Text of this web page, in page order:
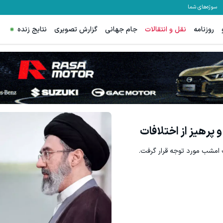
سوژه‌های شما
روزنامه نقل و انتقالات جام جهانی گزارش تصویری نتایج زنده
از اختلافات
امشب مورد توجه قرار گرفت.
10 میلیون سپرده کن، 20 میلیون بردار🔥😍
شرکت در جشنواره
میدونستی